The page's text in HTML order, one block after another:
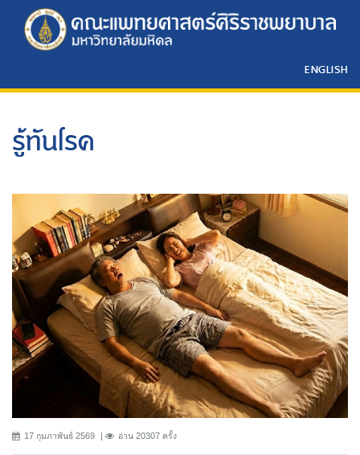
ENGLISH
รู้ทันโรค
17 กุมภาพันธ์ 2569 อ่าน 20307 ครั้ง